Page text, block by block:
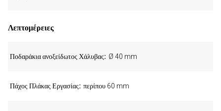
Λεπτομέρειες
Ποδαράκια ανοξείδωτος Χάλυβας Ø 40 mm
Πάχος Πλάκας Εργασίας περίπου 60 mm